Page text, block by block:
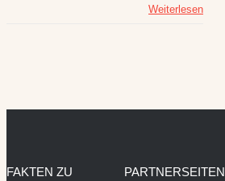
Weiterlesen
FAKTEN ZU
PARTNERSEITEN